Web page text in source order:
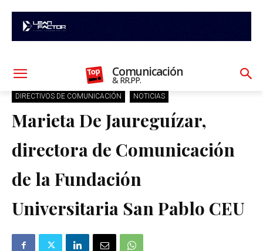
Comunicación
& RR.PP.
DIRECTIVOS DE COMUNICACIÓN NOTICIAS
Marieta De Jaureguízar,
directora de Comunicación
de la Fundación
Universitaria San Pablo CEU